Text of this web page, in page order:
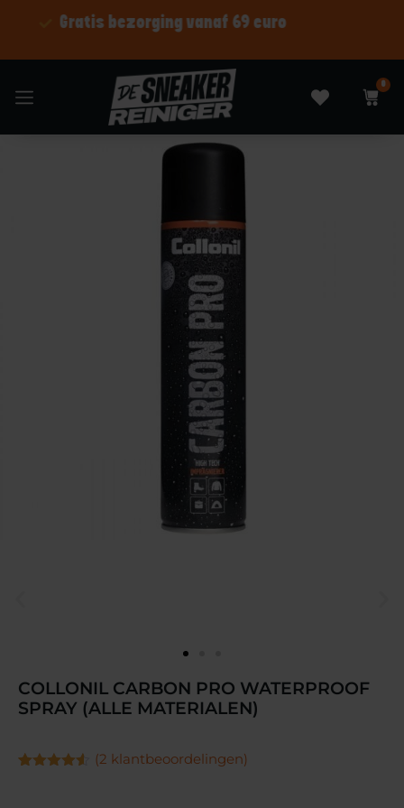
Shop nu betaal later
0
COLLONIL CARBON PRO WATERPROOF
SPRAY (ALLE MATERIALEN)
(2 klantbeoordelingen)